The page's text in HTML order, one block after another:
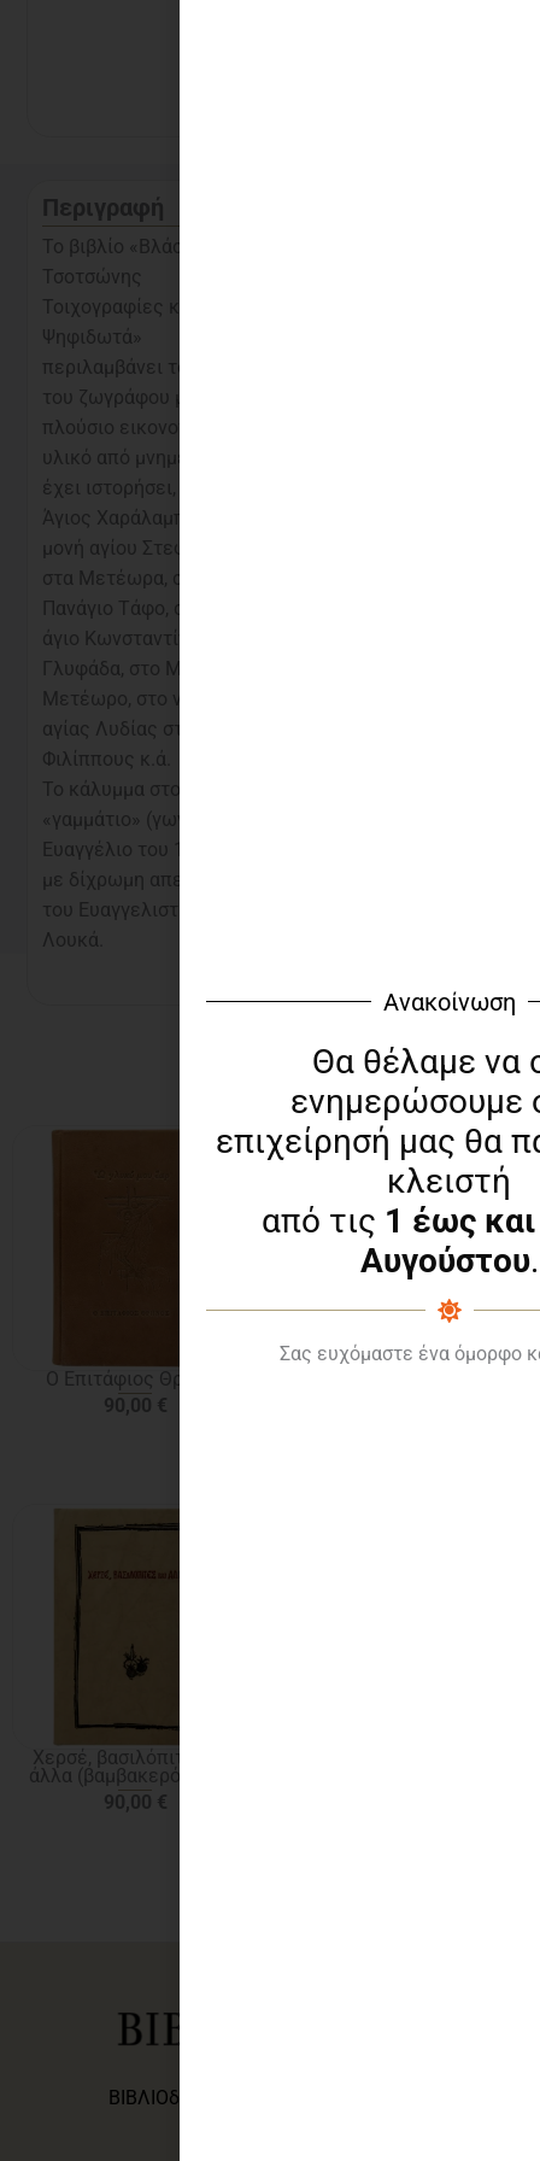
Περιγραφή
Το βιβλίο «Βλάσης
Τσοτσώνης
Τοιχογραφίες και
Ψηφιδωτά»
περιλαμβάνει το έργο
του ζωγράφου με
πλούσιο εικονογραφικό
υλικό από μνημεία που
έχει ιστορήσει, όπως ο
Άγιος Χαράλαμπος στη
μονή αγίου Στεφάνου
στα Μετέωρα, στον
Πανάγιο Τάφο, στον
άγιο Κωνσταντίνο στη
Γλυφάδα, στο Μεγάλο
Μετέωρο, στο ναό
αγίας Λυδίας στους
Φιλίππους κ.ά.
Το κάλυμμα στολίζει
«γαμμάτιο» (γωνία) από
Ευαγγέλιο του 12ου αι.
με δίχρωμη απεικόνιση
του Ευαγγελιστή
Λουκά.
Σχετικά προϊόντα
Ο Επιτάφιος Θρήνος
90,00 €
Χερσέ, βασιλόπιτες και
άλλα (βαμβακερό χαρτί)
90,00 €
ΒΙΒΛΙΟδΕΣΕΙΣ - Εκδόσεις του Φοίνικα
Ανακοίνωση
Θα θέλαμε να
ενημερώσουμε
επιχείρησή μας θα
κλειστή
από τις 1 έως και
Αυγούστου.
Σας ευχόμαστε ένα όμορφο